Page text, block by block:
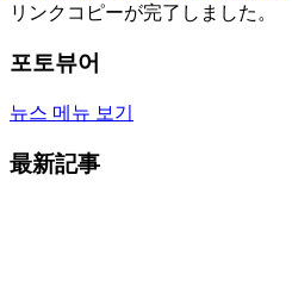
リンクコピーが完了しました。
포토뷰어
뉴스 메뉴 보기
最新記事